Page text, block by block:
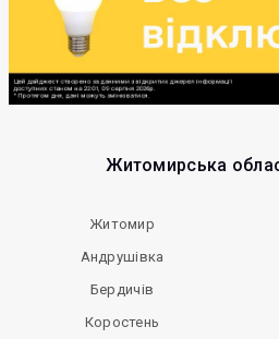
Житомирська
Житомир
Андрушівка
Бердичів
Коростень